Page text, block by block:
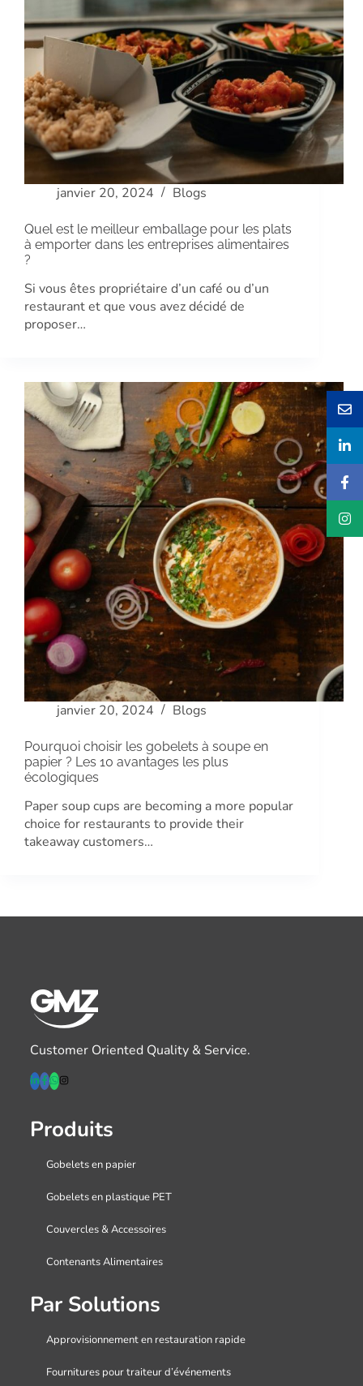
janvier 20, 2024 Blogs
Quel est le meilleur emballage pour les plats
à emporter dans les entreprises alimentaires
?
Si vous êtes propriétaire d’un café ou d’un
restaurant et que vous avez décidé de
proposer…
janvier 20, 2024 Blogs
Pourquoi choisir les gobelets à soupe en
papier ? Les 10 avantages les plus
écologiques
Paper soup cups are becoming a more popular
choice for restaurants to provide their
takeaway customers…
Customer Oriented Quality & Service.
Produits
Gobelets en papier
Gobelets en plastique PET
Couvercles & Accessoires
Contenants Alimentaires
Par Solutions
Approvisionnement en restauration rapide
Fournitures pour traiteur d’événements